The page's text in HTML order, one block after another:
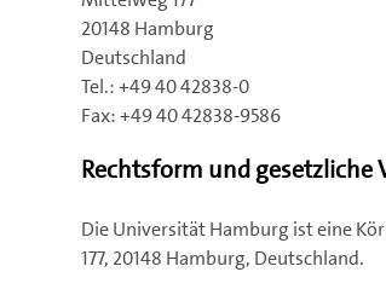
20148 Hamburg
Deutschland
Tel.: +49 40 42838-0
Fax: +49 40 42838-9586
Rechtsform und gesetzliche
Die Universität Hamburg ist eine
177, 20148 Hamburg, Deutschland.